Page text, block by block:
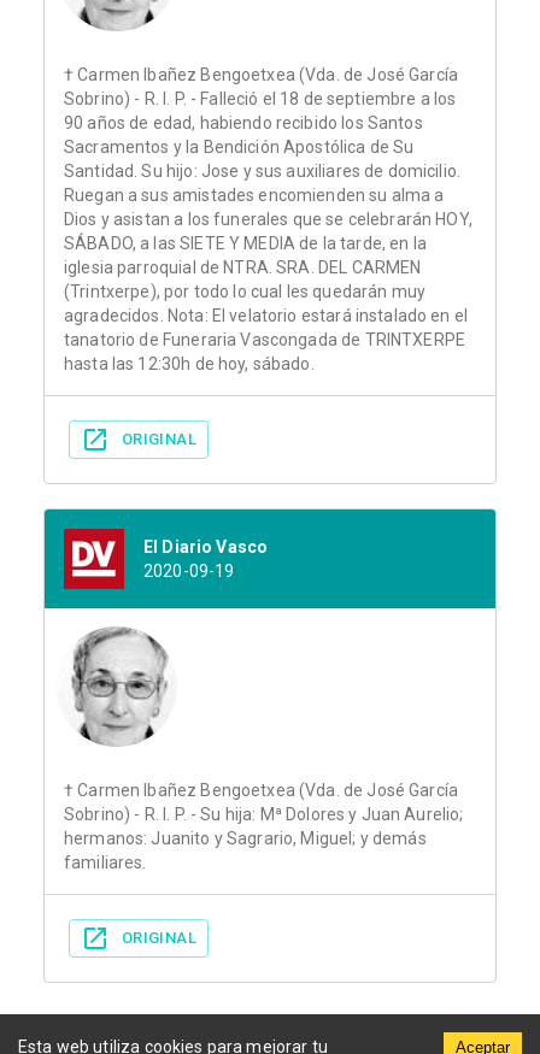
† Carmen Ibañez Bengoetxea (Vda. de José García
Sobrino) - R. I. P. - Falleció el 18 de septiembre a los
90 años de edad, habiendo recibido los Santos
Sacramentos y la Bendición Apostólica de Su
Santidad. Su hijo: Jose y sus auxiliares de domicilio.
Ruegan a sus amistades encomienden su alma a
Dios y asistan a los funerales que se celebrarán HOY,
SÁBADO, a las SIETE Y MEDIA de la tarde, en la
iglesia parroquial de NTRA. SRA. DEL CARMEN
(Trintxerpe), por todo lo cual les quedarán muy
agradecidos. Nota: El velatorio estará instalado en el
tanatorio de Funeraria Vascongada de TRINTXERPE
hasta las 12:30h de hoy, sábado.
ORIGINAL
El Diario Vasco
2020-09-19
† Carmen Ibañez Bengoetxea (Vda. de José García
Sobrino) - R. I. P. - Su hija: Mª Dolores y Juan Aurelio;
hermanos: Juanito y Sagrario, Miguel; y demás
familiares.
ORIGINAL
Esta web utiliza cookies para mejorar tu Aceptar